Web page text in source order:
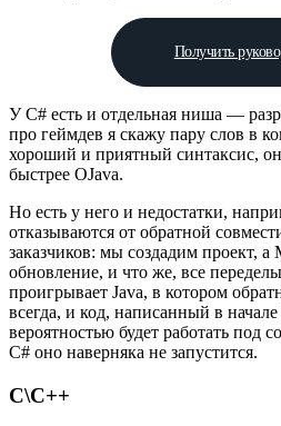
Получить
У C# есть и отдельная ниша —
про геймдев я скажу пару слов в
хороший и приятный синтаксис,
быстрее ОJava.
Но есть у него и недостатки,
отказываются от обратной
заказчиков: мы создадим проект,
обновление, и что же, все
проигрывает Java, в котором
всегда, и код, написанный в
вероятностью будет работать под
C# оно наверняка не запустится.
C\C++